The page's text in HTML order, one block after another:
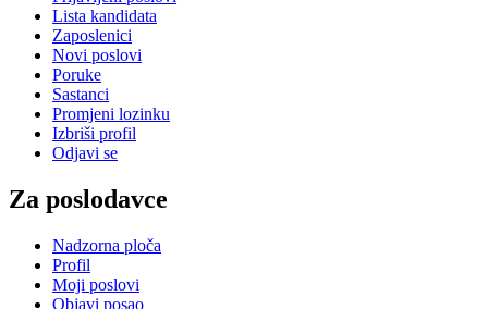
Lista kandidata
Zaposlenici
Novi poslovi
Poruke
Sastanci
Promjeni lozinku
Izbriši profil
Odjavi se
Za poslodavce
Nadzorna ploča
Profil
Moji poslovi
Objavi posao